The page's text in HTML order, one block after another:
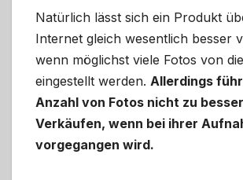
Natürlich lässt sich ein Produkt
Internet gleich wesentlich besser
wenn möglichst viele Fotos von
eingestellt werden. Allerdings
Anzahl von Fotos nicht zu
Verkäufen, wenn bei ihrer
vorgegangen wird.